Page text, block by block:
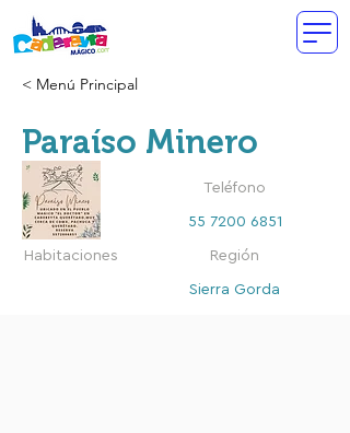
< Menú Principal
Paraíso Minero
Habitaciones
Teléfono
55 7200 6851
Región
Sierra Gorda